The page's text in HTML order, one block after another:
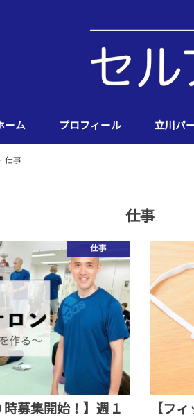
ーム プロフィール 立川パ
仕事
仕事
仕事
時募集開始！】週１
【フ